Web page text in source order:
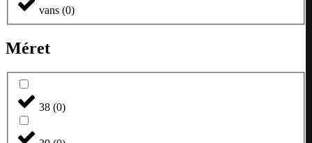
vans (0)
Méret
38 (0)